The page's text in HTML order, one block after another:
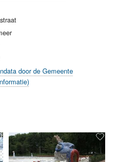
door de Gemeente